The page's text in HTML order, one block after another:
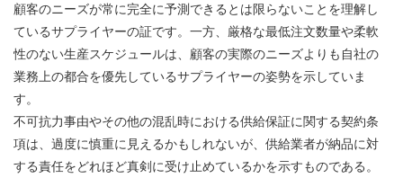
顧客のニーズが常に完全に予測できるとは限らないことを理解し
ているサプライヤーの証です。一方、厳格な最低注文数量や柔軟
性のない生産スケジュールは、顧客の実際のニーズよりも自社の
業務上の都合を優先しているサプライヤーの姿勢を示していま
す。
不可抗力事由やその他の混乱時における供給保証に関する契約条
項は、過度に慎重に見えるかもしれないが、供給業者が納品に対
する責任をどれほど真剣に受け止めているかを示すものである。